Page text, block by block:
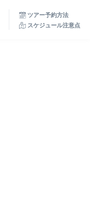
ツアー予約方法
スケジュール注意点